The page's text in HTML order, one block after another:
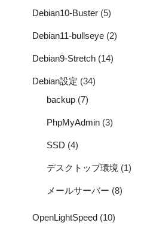
Debian10-Buster (5)
Debian11-bullseye (2)
Debian9-Stretch (14)
Debian設定 (34)
backup (7)
PhpMyAdmin (3)
SSD (4)
デスクトップ環境 (1)
メールサーバー (8)
OpenLightSpeed (10)